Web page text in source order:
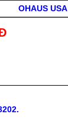
OHAUS USA